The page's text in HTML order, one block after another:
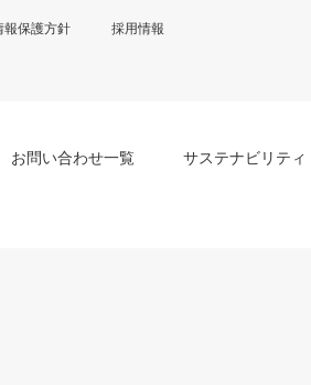
報保護方針 採用情報
お問い合わせ一覧 サステナビリティ